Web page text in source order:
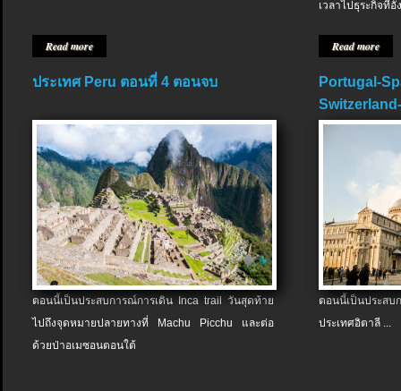
Read more
เวลาไปธุระกิจที่อั
Read more
ประเทศ Peru ตอนที่ 4 ตอนจบ
ตอนนี้เป็นประสบการณ์การเดิน Inca trail วันสุดท้าย
ไปถึงจุดหมายปลายทางที่ Machu Picchu และต่อ
ด้วยป่าอเมซอนตอนใต้
Portugal-
ตอนนี้เป็นประส
ประเทศอิตาลี ...